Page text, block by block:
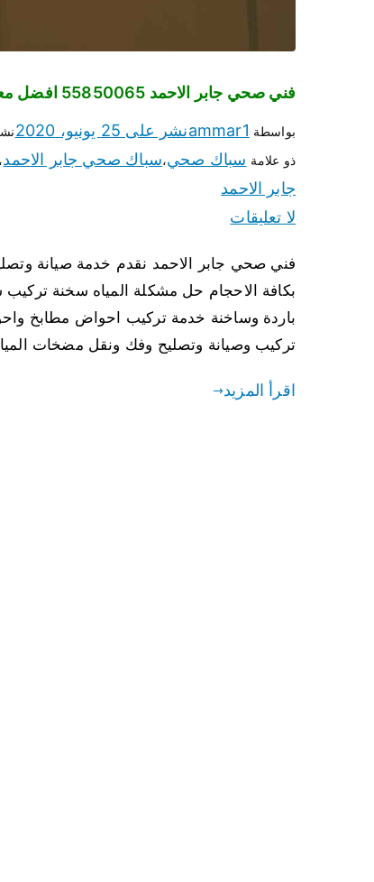
فني صحي جابر الاحمد 55850065 افضل معلم سباك صحي جابر الاحمد
بواسطة ammar1نشر على 25 يونيو، 2020
ذو علامة سباك صحي،سباك صحي جابر الاحمد،
جابر الاحمد
لا تعليقات
فني صحي جابر الاحمد نقدم خدمة صيانة
بكافة الاحجام حل مشكلة المياه سخنة
باردة وساخنة خدمة تركيب احواض مطابخ
تركيب وصيانة وتصليح وفك ونقل مضخات
اقرأ المزيد